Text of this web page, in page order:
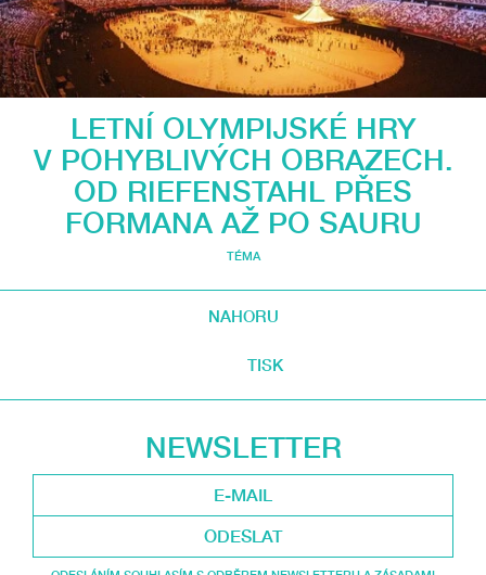
LETNÍ OLYMPIJSKÉ HRY
V POHYBLIVÝCH OBRAZECH.
OD RIEFENSTAHL PŘES
FORMANA AŽ PO SAURU
TÉMA
NAHORU
TISK
NEWSLETTER
ODESLAT